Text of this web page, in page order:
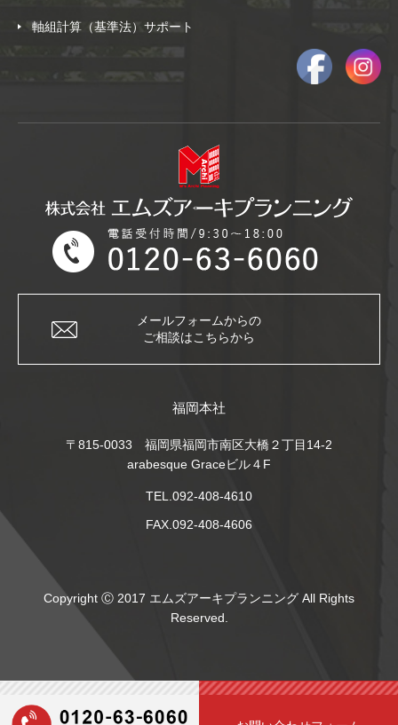
軸組計算（基準法）サポート
メールフォームからの
ご相談はこちらから
福岡本社
〒815-0033 福岡県福岡市南区大橋２丁目14-2
arabesque Graceビル４F
TEL.092-408-4610
FAX.092-408-4606
Copyright Ⓒ 2017 エムズアーキプランニング All Rights
Reserved.